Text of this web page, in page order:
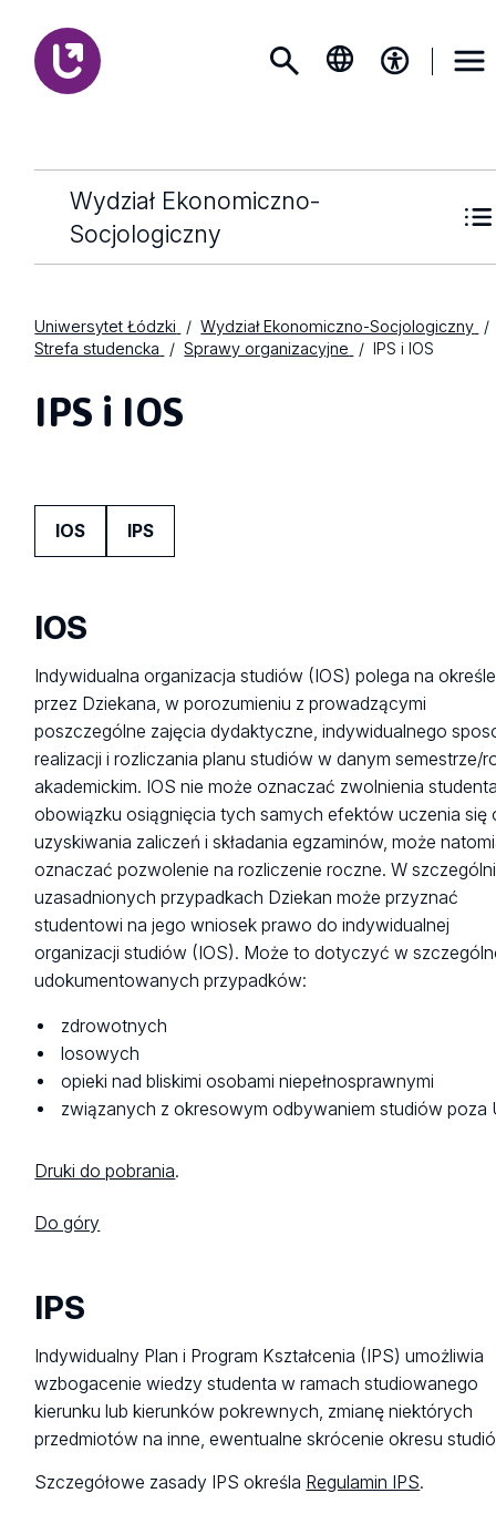
Wydział Ekonomiczno-
Socjologiczny
Uniwersytet Łódzki
Wydział Ekonomiczno-Socjologiczny
Strefa studencka
Sprawy organizacyjne IPS i IOS
IPS i IOS
IOS IPS
IOS
Indywidualna organizacja studiów (IOS) polega na
przez Dziekana, w porozumieniu z prowadzącymi
poszczególne zajęcia dydaktyczne, indywidualnego
realizacji i rozliczania planu studiów w danym semestrze/
akademickim. IOS nie może oznaczać zwolnienia
obowiązku osiągnięcia tych samych efektów uczenia się
uzyskiwania zaliczeń i składania egzaminów, może
oznaczać pozwolenie na rozliczenie roczne. W
uzasadnionych przypadkach Dziekan może przyznać
studentowi na jego wniosek prawo do indywidualnej
organizacji studiów (IOS). Może to dotyczyć w
udokumentowanych przypadków:
zdrowotnych
losowych
opieki nad bliskimi osobami niepełnosprawnymi
związanych z okresowym odbywaniem studiów poza
Druki do pobrania.
Do góry
IPS
Indywidualny Plan i Program Kształcenia (IPS) umożliwia
wzbogacenie wiedzy studenta w ramach studiowanego
kierunku lub kierunków pokrewnych, zmianę niektórych
przedmiotów na inne, ewentualne skrócenie okresu
Szczegółowe zasady IPS określa Regulamin IPS.